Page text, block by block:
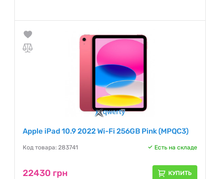
Apple iPad 10.9 2022 Wi-Fi 256GB Pink (MPQC3)
Код товара: 283741 Есть на складе
22430 грн КУПИТЬ